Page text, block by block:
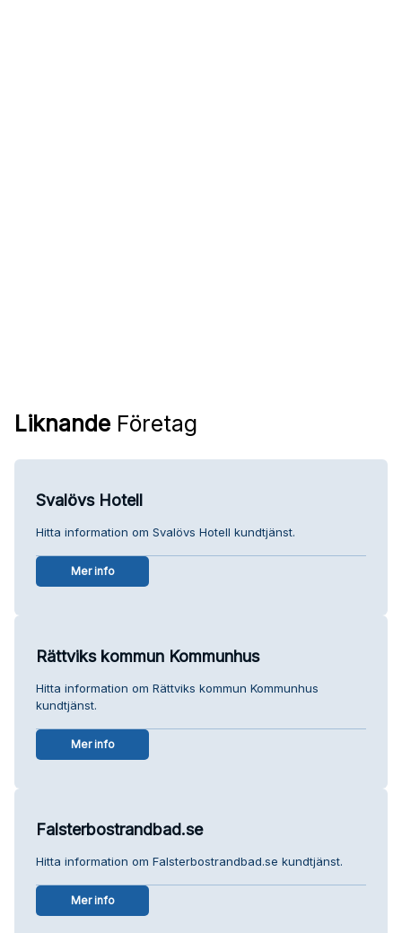
Liknande Företag
Svalövs Hotell
Hitta information om Svalövs Hotell kundtjänst.
Mer info
Rättviks kommun Kommunhus
Hitta information om Rättviks kommun Kommunhus
kundtjänst.
Mer info
Falsterbostrandbad.se
Hitta information om Falsterbostrandbad.se kundtjänst.
Mer info